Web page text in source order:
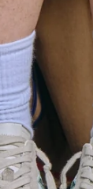
HIKING